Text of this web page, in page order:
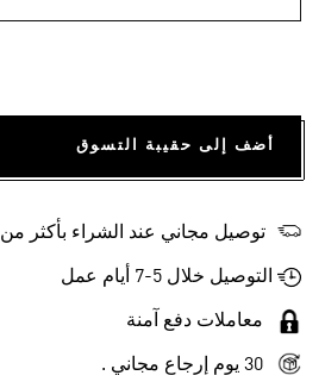
أضف إلى حقيبة التسوق
توصيل مجاني عند الشراء بأكثر من 60 ر.ع
التوصيل خلال 5-7 أيام عمل
معاملات دفع آمنة